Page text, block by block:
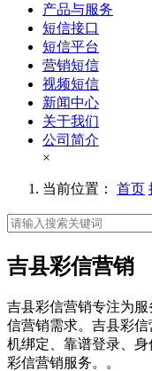
产品与服务
短信接口
短信平台
营销短信
视频短信
新闻中心
关于我们
公司简介
×
当前位置： 首页
吉县彩信营销
吉县彩信营销专注为
信营销需求。吉县彩
机绑定、靠谱登录、
彩信营销服务。。